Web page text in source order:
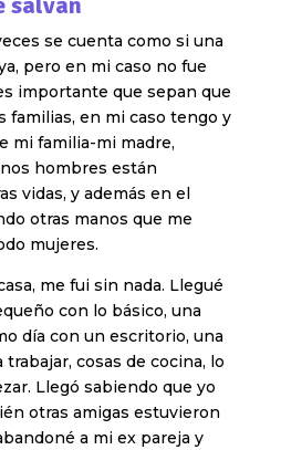
se cuenta como si una
pero en mi caso no fue
importante que sepan que
familias, en mi caso tengo y
mi familia-mi madre,
hombres están
vidas, y además en el
otras manos que me
mujeres.
me fui sin nada. Llegué
con lo básico, una
día con un escritorio, una
cosas de cocina, lo
Llegó sabiendo que yo
otras amigas estuvieron
a mi ex pareja y